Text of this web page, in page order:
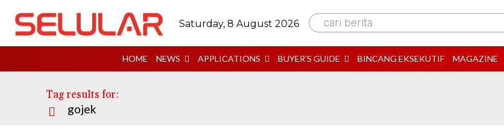
Saturday, 8 August 2026 cari berita
HOME NEWS APPLICATIONS BUYER’S GUIDE BINCANG EKSEKUTIF MAGAZINE
Tag results for:
gojek